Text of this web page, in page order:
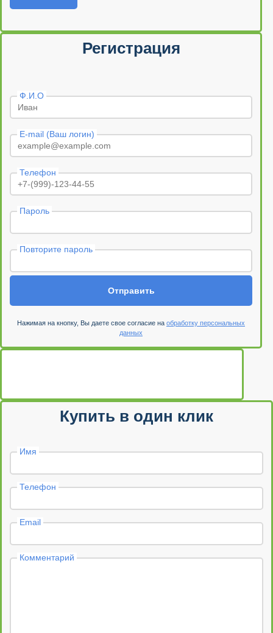
Регистрация
Ф.И.О
E-mail (Ваш логин)
Телефон
Пароль
Повторите пароль
Отправить
Нажимая на кнопку, Вы даете свое согласие на обработку персональных
данных
Купить в один клик
Имя
Телефон
Email
Комментарий